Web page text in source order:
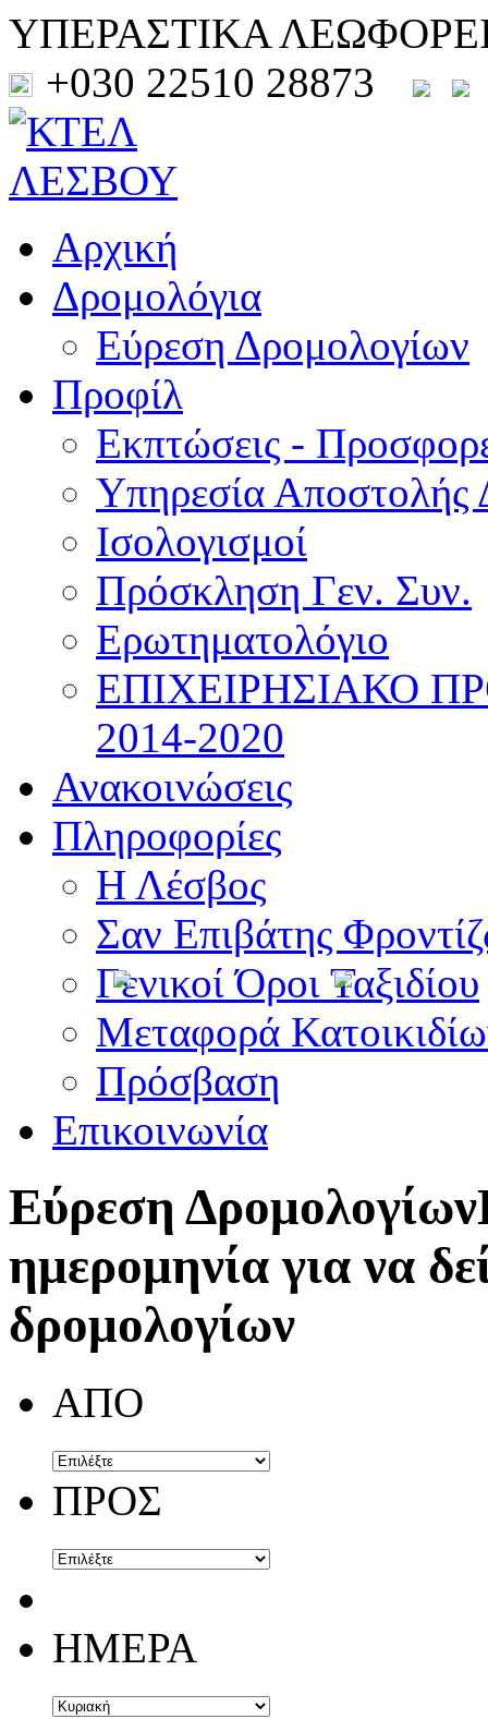
ΥΠΕΡΑΣΤΙΚΑ
+030 22510 28873
Αρχική
Δρομολόγια
Εύρεση Δρομολογίων
Προφίλ
Εκπτώσεις -
Υπηρεσία Αποστολής
Ισολογισμοί
Πρόσκληση Γεν. Συν.
Ερωτηματολόγιο
ΕΠΙΧΕΙΡΗΣΙΑΚΟ
2014-2020
Ανακοινώσεις
Πληροφορίες
Η Λέσβος
Σαν Επιβάτης
Γενικοί Όροι Ταξιδίου
Μεταφορά
Πρόσβαση
Επικοινωνία
Εύρεση Δρομολογίων
ημερομηνία για να
δρομολογίων
ΑΠΟ
ΠΡΟΣ
ΗΜΕΡΑ